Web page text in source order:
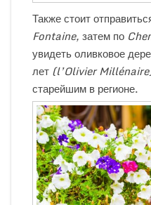
Также стоит
Fontaine, затем по
увидеть оливковое
лет (l’Olivier
старейшим в регионе.